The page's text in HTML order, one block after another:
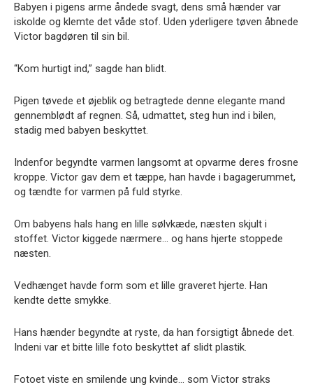
Babyen i pigens arme åndede svagt, dens små hænder var
iskolde og klemte det våde stof. Uden yderligere tøven åbnede
Victor bagdøren til sin bil.
“Kom hurtigt ind,” sagde han blidt.
Pigen tøvede et øjeblik og betragtede denne elegante mand
gennemblødt af regnen. Så, udmattet, steg hun ind i bilen,
stadig med babyen beskyttet.
Indenfor begyndte varmen langsomt at opvarme deres frosne
kroppe. Victor gav dem et tæppe, han havde i bagagerummet,
og tændte for varmen på fuld styrke.
Om babyens hals hang en lille sølvkæde, næsten skjult i
stoffet. Victor kiggede nærmere… og hans hjerte stoppede
næsten.
Vedhænget havde form som et lille graveret hjerte. Han
kendte dette smykke.
Hans hænder begyndte at ryste, da han forsigtigt åbnede det.
Indeni var et bitte lille foto beskyttet af slidt plastik.
Fotoet viste en smilende ung kvinde… som Victor straks